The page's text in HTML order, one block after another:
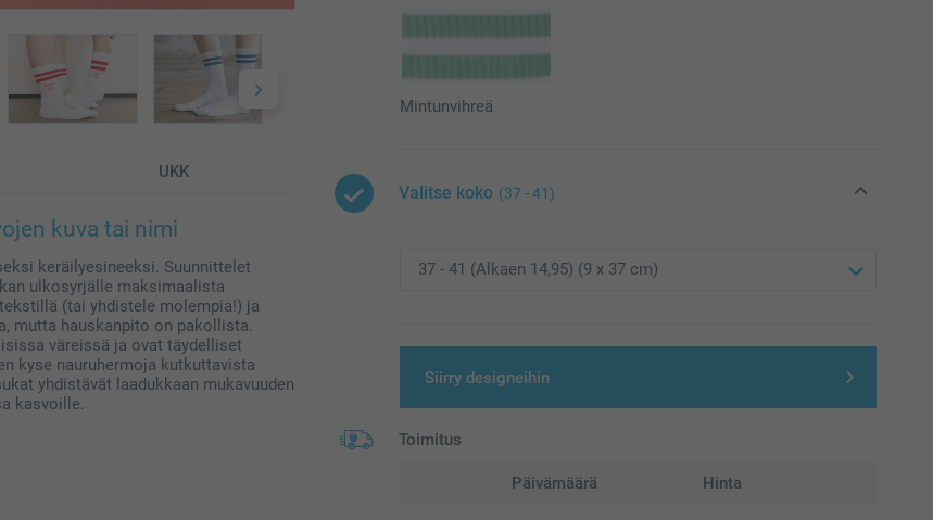
UKK
kuva tai nimi
keräilyesineeksi. Suunnittelet
ulkosyrjälle maksimaalista
(tai yhdistele molempia!) ja
mutta hauskanpito on pakollista.
väreissä ja ovat täydelliset
kyse nauruhermoja kutkuttavista
yhdistävät laadukkaan mukavuuden
kasvoille.
Mintunvihreä
Valitse koko (37 - 41)
Siirry designeihin
Toimitus
Päivämäärä Hinta